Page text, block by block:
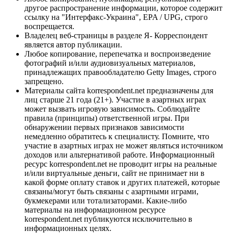
другое распространение информации, которое содержит
ссылку на "Интерфакс-Украина", EPA / UPG, строго
воспрещается.
Владелец веб-страницы в разделе Я- Корреспондент
является автор публикации.
Любое копирование, перепечатка и воспроизведение
фотографий и/или аудиовизуальных материалов,
принадлежащих правообладателю Getty Images, строго
запрещено.
Материалы сайта korrespondent.net предназначены для
лиц старше 21 года (21+). Участие в азартных играх
может вызвать игровую зависимость. Соблюдайте
правила (принципы) ответственной игры. При
обнаружении первых признаков зависимости
немедленно обратитесь к специалисту. Помните, что
участие в азартных играх не может являться источником
доходов или альтернативой работе. Информационный
ресурс korrespondent.net не проводит игры на реальные
и/или виртуальные деньги, сайт не принимает ни в
какой форме оплату ставок и других платежей, которые
связаны/могут быть связаны с азартными играми,
букмекерами или тотализаторами. Какие-либо
материалы на информационном ресурсе
korrespondent.net публикуются исключительно в
информационных целях.